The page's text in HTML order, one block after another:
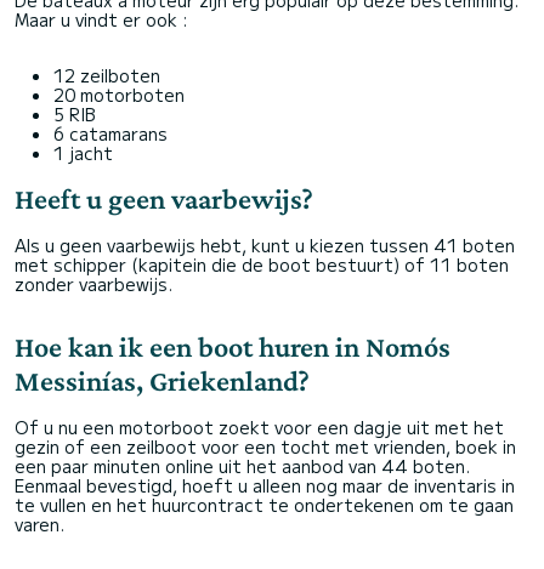
Maar u vindt er ook :
12 zeilboten
20 motorboten
5 RIB
6 catamarans
1 jacht
Heeft u geen vaarbewijs?
Als u geen vaarbewijs hebt, kunt u kiezen tussen 41 boten
met schipper (kapitein die de boot bestuurt) of 11 boten
zonder vaarbewijs.
Hoe kan ik een boot huren in Nomós
Messinías, Griekenland?
Of u nu een motorboot zoekt voor een dagje uit met het
gezin of een zeilboot voor een tocht met vrienden, boek in
een paar minuten online uit het aanbod van 44 boten.
Eenmaal bevestigd, hoeft u alleen nog maar de inventaris in
te vullen en het huurcontract te ondertekenen om te gaan
varen.